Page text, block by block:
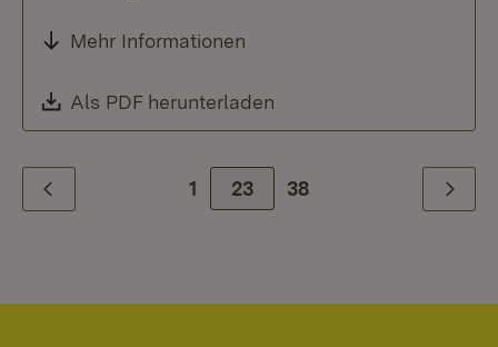
Mehr Informationen
Download:
Als PDF herunterladen
Zurück 1 Zur Seite
23 38 Weiter